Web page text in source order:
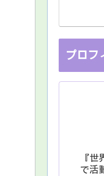
プロフ
『
で活